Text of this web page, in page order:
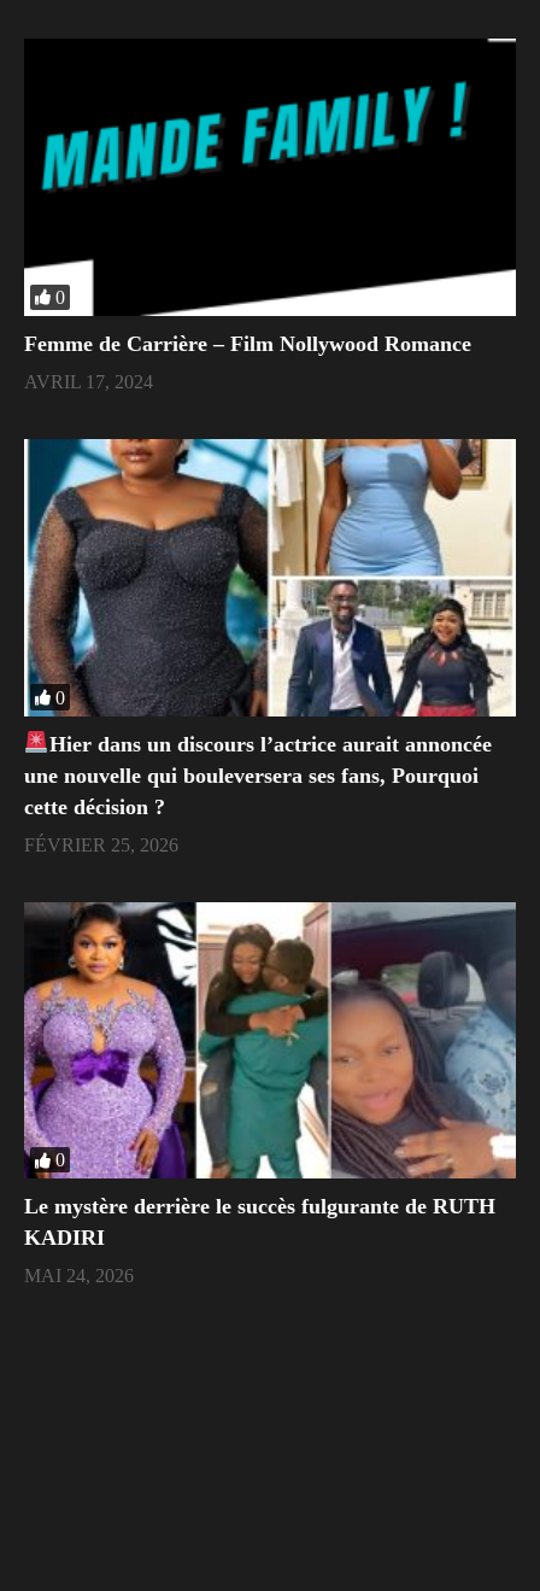
0
Femme de Carrière – Film Nollywood Romance
AVRIL 17, 2024
0
Hier dans un discours l’actrice aurait annoncée
une nouvelle qui bouleversera ses fans, Pourquoi
cette décision ?
FÉVRIER 25, 2026
0
Le mystère derrière le succès fulgurante de RUTH
KADIRI
MAI 24, 2026